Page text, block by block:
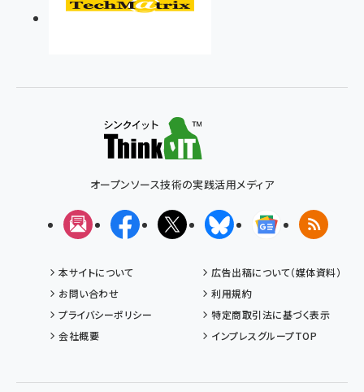
オープンソース技術の実践活用メディア
メルマガFacebookX(エックス)BlueskyGoogleニュ
RSS
本サイトについて
広告出稿について（媒体資料）
お問い合わせ
利用規約
プライバシーポリシー
特定商取引法に基づく表示
会社概要
インプレスグループTOP